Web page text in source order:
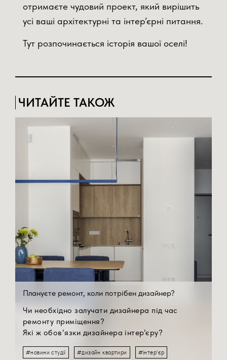
отримаєте чудовий проект, який вирішить
усі ваші архітектурні та інтер’єрні питання.
Тут розпочинається історія вашої оселі!
ЧИТАЙТЕ ТАКОЖ
Плануєте ремонт, коли потрібен дизайнер?
Чи необхідно залучати дизайнера під час
ремонту приміщення?
Які ж обов’язки дизайнера інтер’єру?
найсучасніші тренди, володіє практичним
#новини студії #дизайн квартири #інтер'єр